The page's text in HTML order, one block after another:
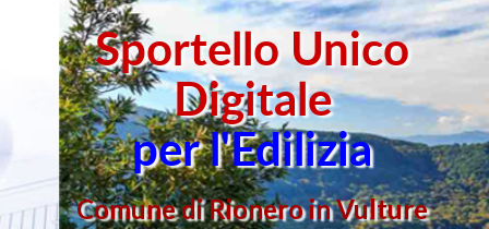
Sportello Unico
Digitale
per l'Edilizia
Comune di Rionero in Vulture